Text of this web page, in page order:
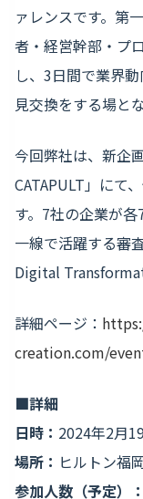
ァレンスです。第
者・経営幹部・プ
し、3日間で業界
見交換をする場と
今回弊社は、新企
CATAPULT」にて
す。7社の企業が
一線で活躍する審
Digital
詳細ページ：
creation.com/
■詳細
日時： 2024年2月
場所： ヒルトン福
参加人数（予定）：